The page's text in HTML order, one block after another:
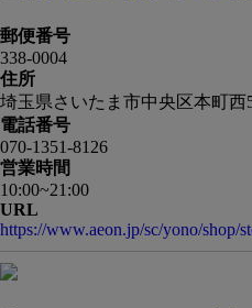
郵便番号
338-0004
住所
埼玉県さいたま市中央区本町西
電話番号
070-1351-8126
営業時間
10:00~21:00
URL
https://www.aeon.jp/sc/yono/shop/